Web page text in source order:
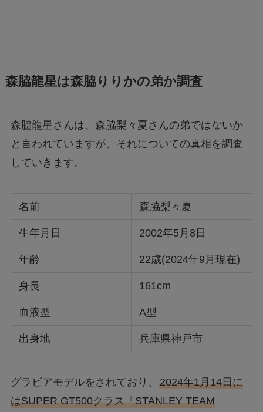
森脇龍星は森脇りりかの弟か調査
森脇龍星さんは、森脇梨々夏さんの弟ではないか
と言われていますが、それについての真相を調査
していきます。
名前 森脇梨々夏
生年月日 2002年5月8日
年齢 22歳(2024年9月現在)
身長 161cm
血液型 A型
出身地 兵庫県神戸市
グラビアモデルをされており、 2024年1月14日に
はSUPER GT500クラス「STANLEY TEAM